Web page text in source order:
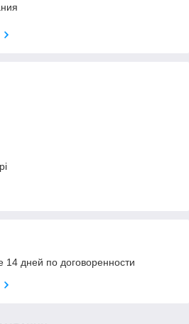
14 дней по договоренности